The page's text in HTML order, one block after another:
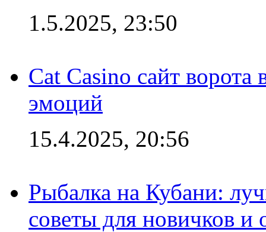
1.5.2025, 23:50
Cat Casino сайт
эмоций
15.4.2025, 20:56
Рыбалка на Кубани:
советы для новичков